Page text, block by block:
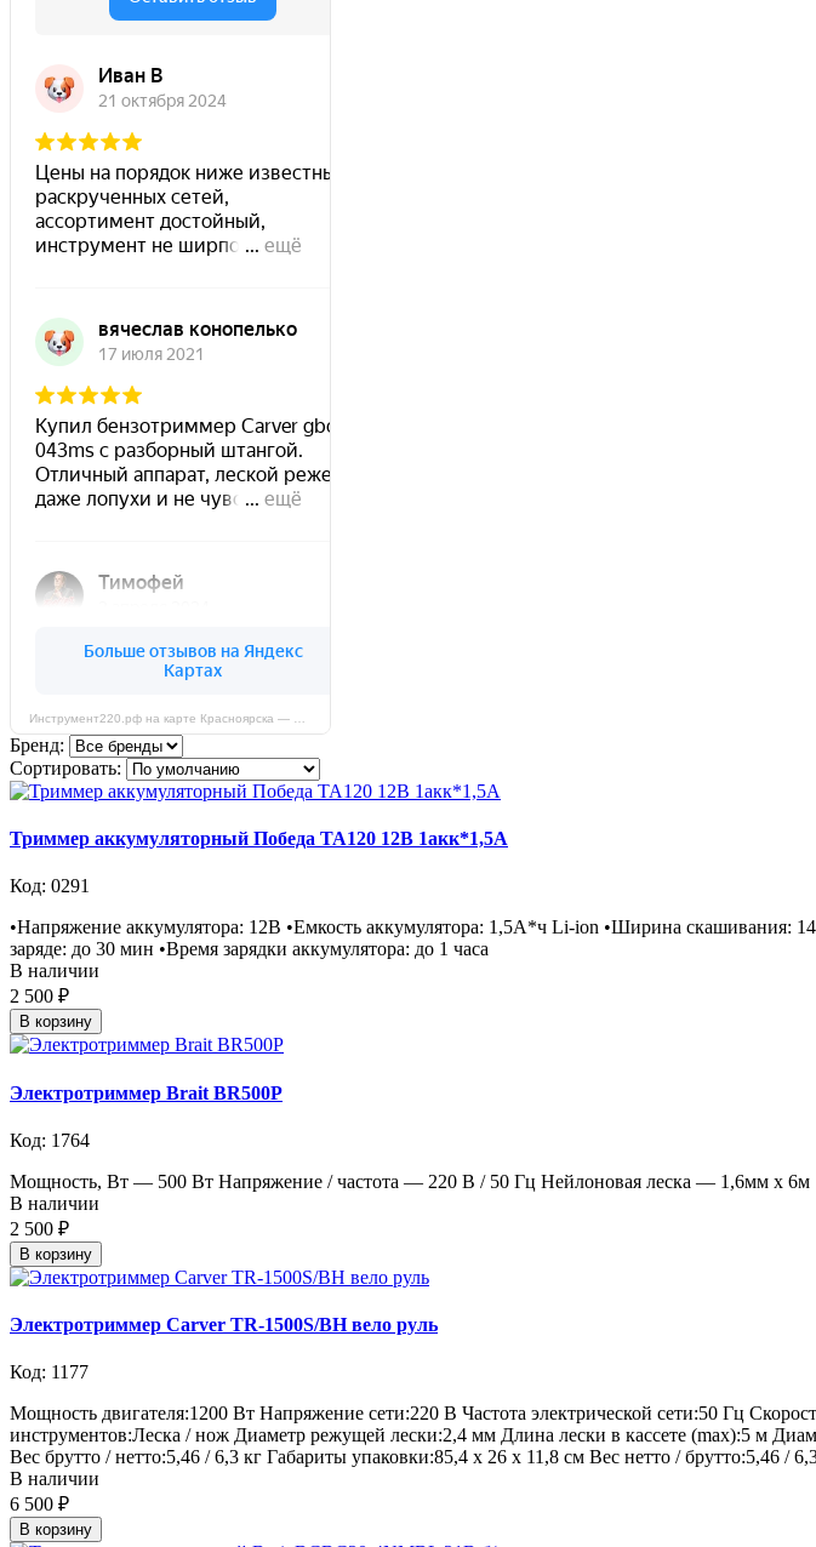
Бренд:
Сортировать:
Триммер аккумуляторный Победа ТА120 12В 1акк*1,5А
Код: 0291
•Напряжение аккумулятора: 12В •Емкость аккумулятора: 1,5А*ч Li-ion •Ширина
заряде: до 30 мин •Время зарядки аккумулятора: до 1 часа
В наличии
2 500 ₽
В корзину
Электротриммер Brait BR500P
Код: 1764
Мощность, Вт — 500 Вт Напряжение / частота — 220 В / 50 Гц Нейлоновая леска — 1,6мм х 6м
В наличии
2 500 ₽
В корзину
Электротриммер Carver TR-1500S/BH вело руль
Код: 1177
Мощность двигателя:1200 Вт Напряжение сети:220 В Частота электрической сети:50 Гц
инструментов:Леска / нож Диаметр режущей лески:2,4 мм Длина лески в кассете (max):5 м
Вес брутто / нетто:5,46 / 6,3 кг Габариты упаковки:85,4 x 26 x 11,8 см Вес нетто / брутто:5,46 /
В наличии
6 500 ₽
В корзину